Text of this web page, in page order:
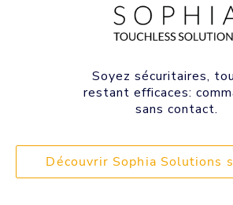
Soyez sécuritaires,
restant efficaces:
sans contact.
Découvrir Sophia Solutions